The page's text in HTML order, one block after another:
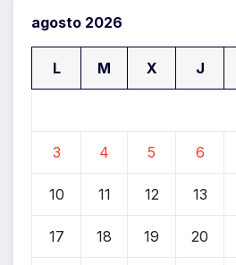
agosto 2026
L M X J
3 4 5 6
10 11 12 13
17 18 19 20